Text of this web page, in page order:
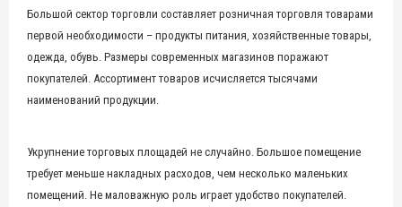
Большой сектор торговли составляет розничная торговля товарами
первой необходимости – продукты питания, хозяйственные товары,
одежда, обувь. Размеры современных магазинов поражают
покупателей. Ассортимент товаров исчисляется тысячами
наименований продукции.
Укрупнение торговых площадей не случайно. Большое помещение
требует меньше накладных расходов, чем несколько маленьких
помещений. Не маловажную роль играет удобство покупателей.